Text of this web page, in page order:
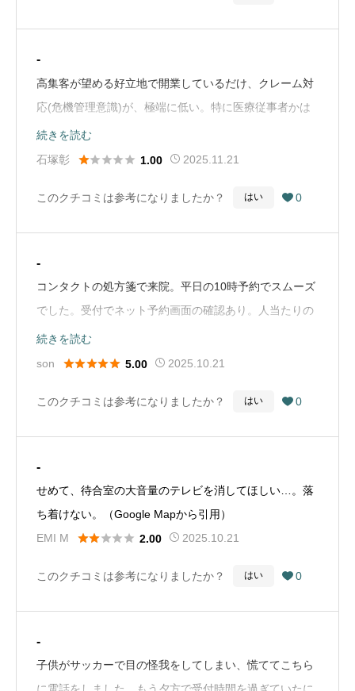
-
高集客が望める好立地で開業しているだけ、クレーム対
応(危機管理意識)が、極端に低い。特に医療従事者かは
不明だが、感じの悪い女性が1人いる(1人色の違う----)そ
れと医療従事者(ナース)とそれ以外の人(事務員)のユニフ
務員の制服は分けた方が良い(狭義的には事務員は、医療
続きを読む
石塚彰
 1.00 2025.11.21
このクチコミは参考になりましたか？ はい  0
-
コンタクトの処方箋で来院。平日の10時予約でスムーズ
でした。受付でネット予約画面の確認あり。人当たりの
良い感じの先生で、受付や検査員は人によっては合わな
い人もいるかも。入り口は注意が必要。ホームページに
ベーターで3階へとありますが動いていませんでした。
続きを読む
son
 5.00 2025.10.21
このクチコミは参考になりましたか？ はい  0
-
せめて、待合室の大音量のテレビを消してほしい…。落
ち着けない。（Google Mapから引用）
EMI M
 2.00 2025.10.21
このクチコミは参考になりましたか？ はい  0
-
子供がサッカーで目の怪我をしてしまい、慌ててこちら